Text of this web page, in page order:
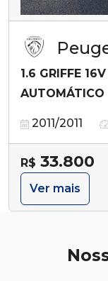
1.6 GRIFFE
AUTOMÁTICO
2011/2011
R$ 33.800
Ver mais